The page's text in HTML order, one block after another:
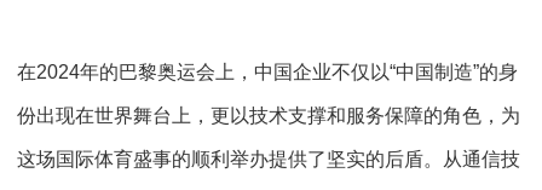
在2024年的巴黎奥运会上，中国企业不仅以“中国制造”的身
份出现在世界舞台上，更以技术支撑和服务保障的角色，为
这场国际体育盛事的顺利举办提供了坚实的后盾。从通信技